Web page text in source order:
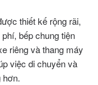
thiết kế rộng rãi,
bếp chung tiện
riêng và thang máy
việc di chuyển và
hơn.